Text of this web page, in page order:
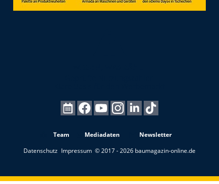
Team Mediadaten
Newsletter
Datenschutz Impressum © 2017 - 2026 baumagazin-online.de